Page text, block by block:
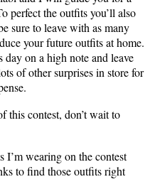
perfect the outfits you’ll also
sure to leave with as many
your future outfits at home.
on a high note and leave
of other surprises in store for
this contest, don’t wait to
I’m wearing on the contest
to find those outfits right